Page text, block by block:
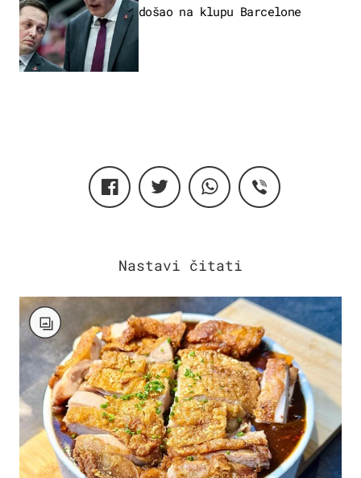
došao na klupu Barcelone